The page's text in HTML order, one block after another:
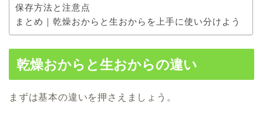
保存方法と注意点
まとめ｜乾燥おからと生おからを上手に使い分けよう
乾燥おからと生おからの違い
まずは基本の違いを押さえましょう。